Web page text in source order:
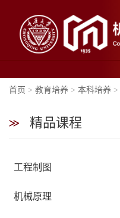
首页 > 教育培养 > 本科培养 >
精品课程
工程制图
机械原理